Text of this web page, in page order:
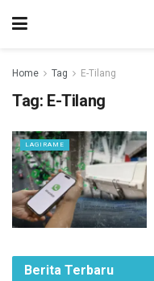
Home Tag E-Tilang
Tag: E-Tilang
LAGIRAME
Berita Terbaru